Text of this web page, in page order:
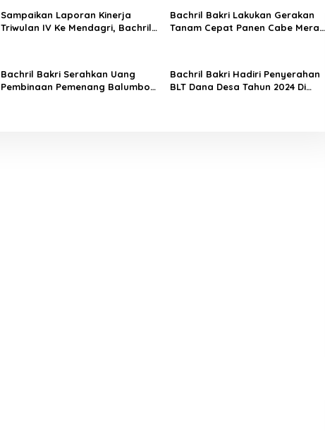
Sampaikan Laporan Kinerja
Triwulan IV Ke Mendagri, Bachril
Bachril Bakri Lakukan Gerakan
Tanam Cepat Panen Cabe Merah
Bachril Bakri Serahkan Uang
Pembinaan Pemenang Balumbo
Bachril Bakri Hadiri Penyerahan
BLT Dana Desa Tahun 2024 Di